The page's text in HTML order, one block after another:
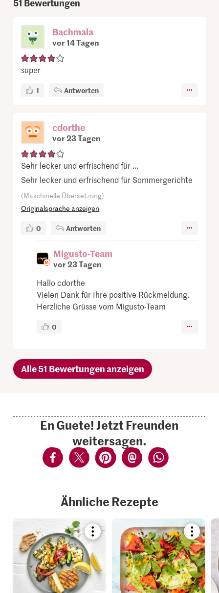
51 Bewertungen
Bachmala
vor 14 Tagen
super
1 Antworten
cdorthe
vor 23 Tagen
Sehr lecker und erfrischend für ...
Sehr lecker und erfrischend für Sommergerichte
(Maschinelle Übersetzung)
Originalsprache anzeigen
0 Antworten
Migusto-Team
vor 23 Tagen
Hallo cdorthe
Vielen Dank für Ihre positive Rückmeldung.
Herzliche Grüsse vom Migusto-Team
0
Alle 51 Bewertungen anzeigen
En Guete! Jetzt Freunden
weitersagen.
Ähnliche Rezepte
Bookmark
recipe
add
it
to
your
collections.
recipe
or
add
it
to
your